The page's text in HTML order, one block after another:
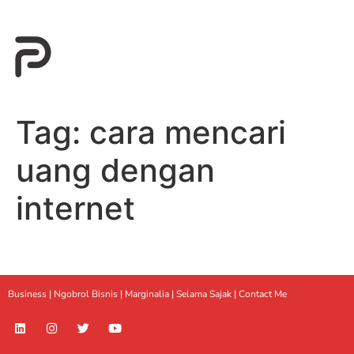
Tag: cara mencari
uang dengan
internet
Business | Ngobrol Bisnis | Marginalia | Selama Sajak | Contact Me